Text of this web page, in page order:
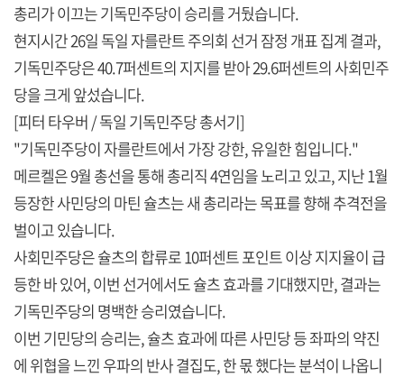
총리가 이끄는 기독민주당이 승리를 거뒀습니다.
현지시간 26일 독일 자를란트 주의회 선거 잠정 개표 집계 결과,
기독민주당은 40.7퍼센트의 지지를 받아 29.6퍼센트의 사회민주
당을 크게 앞섰습니다.
[피터 타우버 / 독일 기독민주당 총서기]
"기독민주당이 자를란트에서 가장 강한, 유일한 힘입니다."
메르켈은 9월 총선을 통해 총리직 4연임을 노리고 있고, 지난 1월
등장한 사민당의 마틴 슐츠는 새 총리라는 목표를 향해 추격전을
벌이고 있습니다.
사회민주당은 슐츠의 합류로 10퍼센트 포인트 이상 지지율이 급
등한 바 있어, 이번 선거에서도 슐츠 효과를 기대했지만, 결과는
기독민주당의 명백한 승리였습니다.
이번 기민당의 승리는, 슐츠 효과에 따른 사민당 등 좌파의 약진
에 위협을 느낀 우파의 반사 결집도, 한 몫 했다는 분석이 나옵니